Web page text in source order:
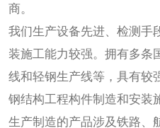
商。
我们生产设备先进、检测手
装施工能力较强。拥有多条
线和轻钢生产线等，具有较
钢结构工程构件制造和安装
生产制造的产品涉及铁路、